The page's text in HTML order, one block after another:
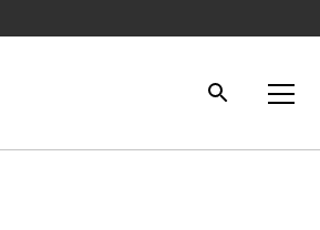
Iskalnik Odpri